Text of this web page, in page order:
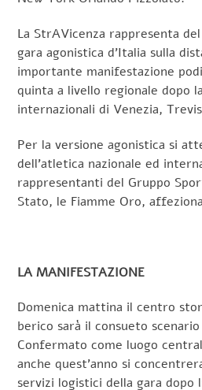
La StrAVicenza rappresenta
gara agonistica d’Italia sulla
importante manifestazione
quinta a livello regionale dopo
internazionali di Venezia,
Per la versione agonistica si
dell’atletica nazionale ed
rappresentanti del Gruppo
Stato, le Fiamme Oro,
LA MANIFESTAZIONE
Domenica mattina il centro
berico sarà il consueto
Confermato come luogo
anche quest’anno si
servizi logistici della gara dopo